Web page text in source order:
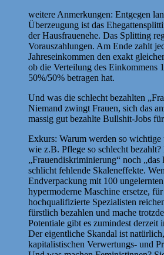
weitere Anmerkungen: Entgegen
Überzeugung ist das
der Hausfrauenehe. Das Splitting
Vorauszahlungen. Am Ende zahlt
Jahreseinkommen den exakt
ob die Verteilung des Einkommens
50%/50% betragen hat.
Und was die schlecht bezahlten
Niemand zwingt Frauen, sich das
massig gut bezahlte Bullshit-Jobs
Exkurs: Warum werden so wichtige
wie z.B. Pflege so schlecht
„Frauendiskriminierung“ noch „das
schlicht fehlende Skaleneffekte.
Endverpackung mit 100
hypermoderne Maschine ersetze,
hochqualifizierte Spezialisten
fürstlich bezahlen und mache
Potentiale gibt es zumindest derzeit
Der eigentliche Skandal ist
kapitalistischen Verwertungs- und